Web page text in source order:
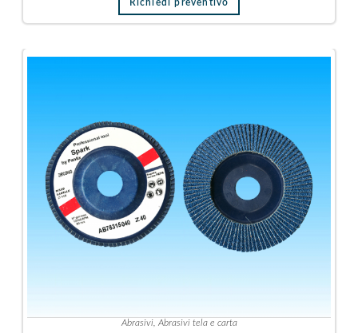
Richiedi preventivo
Abrasivi, Abrasivi tela e carta